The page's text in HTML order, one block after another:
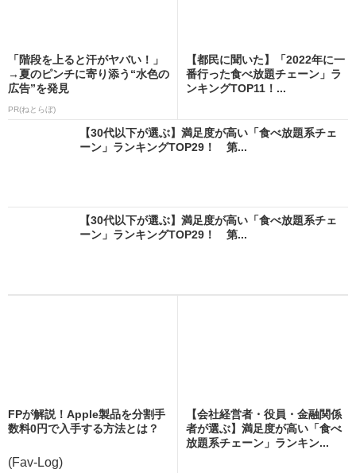
「階段を上ると汗がヤバい！」
→夏のピンチに寄り添う“水色の
広告”を発見
PR(ねとらぼ)
【都民に聞いた】「2022年に一
番行った食べ放題チェーン」ラ
ンキングTOP11！...
【30代以下が選ぶ】満足度が高い「食べ放題系チェ
ーン」ランキングTOP29！ 第...
【30代以下が選ぶ】満足度が高い「食べ放題系チェ
ーン」ランキングTOP29！ 第...
FPが解説！Apple製品を分割手
数料0円で入手する方法とは？
(Fav-Log)
【会社経営者・役員・金融関係
者が選ぶ】満足度が高い「食べ
放題系チェーン」ランキン...